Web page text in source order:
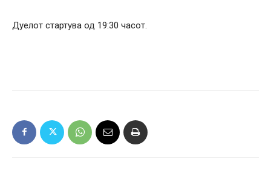
Дуелот стартува од 19:30 часот.